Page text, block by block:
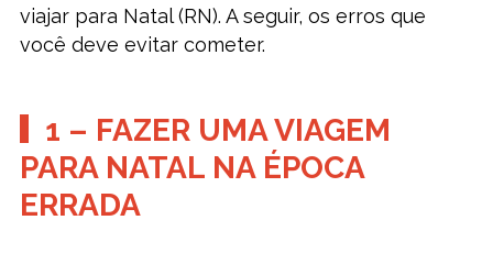
viajar para Natal (RN). A seguir, os erros que
você deve evitar cometer.
1 – FAZER UMA VIAGEM
PARA NATAL NA ÉPOCA
ERRADA